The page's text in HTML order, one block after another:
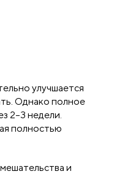
улучшается
Однако полное
2–3 недели.
полностью
и